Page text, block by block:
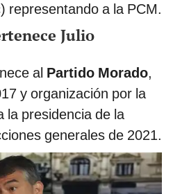
representando a la PCM.
Julio
al Partido Morado,
y organización por la
la presidencia de la
generales de 2021.